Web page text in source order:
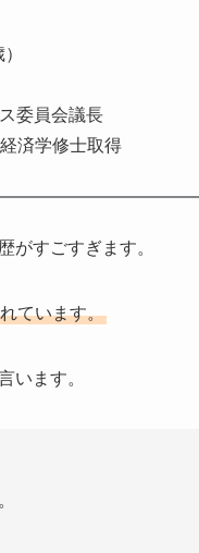
委員会議長
済学修士取得
がすごすぎます。
ています。
います。